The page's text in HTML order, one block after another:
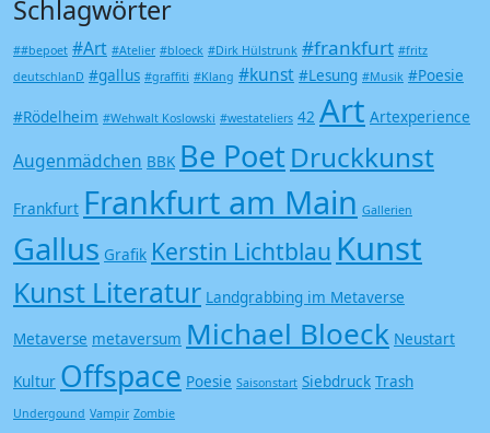
Schlagwörter
##bepoet #Art #Atelier #bloeck #Dirk Hülstrunk #frankfurt #fritz
deutschlanD #gallus #graffiti #Klang #kunst #Lesung #Musik #Poesie
#Rödelheim #Wehwalt Koslowski #westateliers 42 Art Artexperience
Augenmädchen BBK Be Poet Druckkunst
Frankfurt Frankfurt am Main Gallerien
Gallus Grafik Kerstin Lichtblau Kunst
Kunst Literatur Landgrabbing im Metaverse
Metaverse metaversum Michael Bloeck Neustart
Kultur Offspace Poesie Saisonstart Siebdruck Trash
Undergound Vampir Zombie